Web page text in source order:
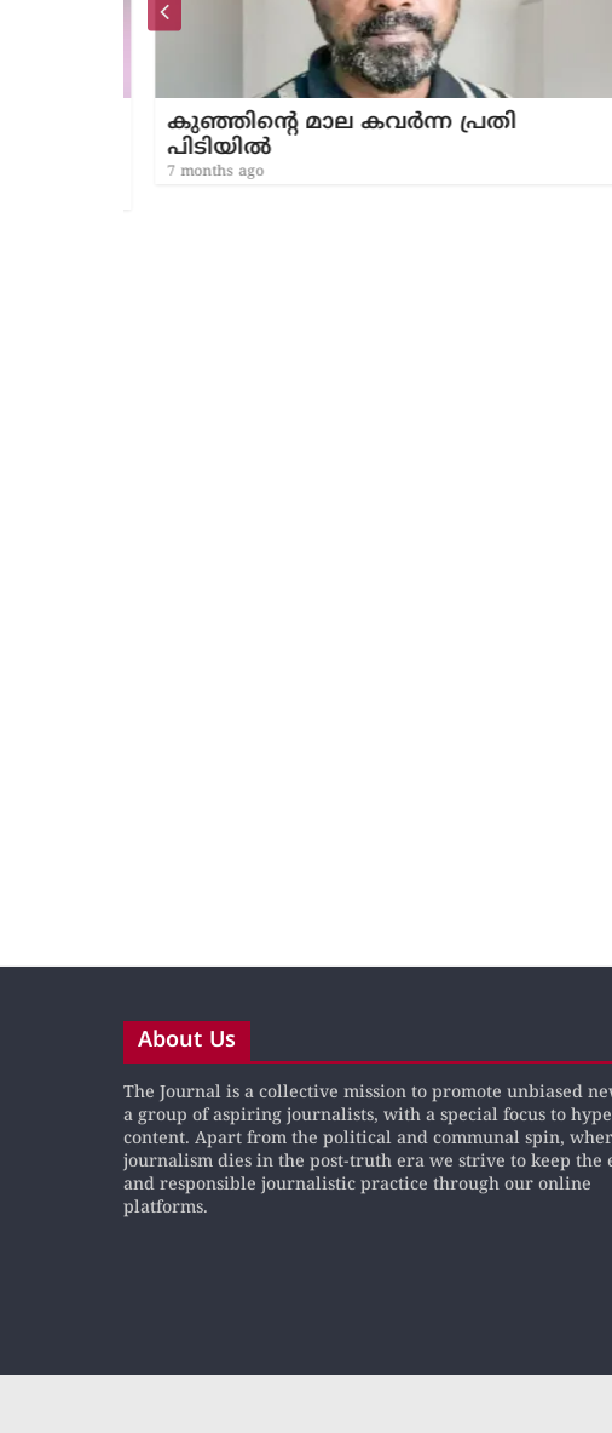
കുഞ്ഞിന്‍റെ മാല കവർന്ന പ്രതി
പിടിയിൽ
7 months ago
About Us
The Journal is a collective mission to promote unbiased
a group of aspiring journalists, with a special focus to
content. Apart from the political and communal spin,
journalism dies in the post-truth era we strive to keep the
and responsible journalistic practice through our online
platforms.